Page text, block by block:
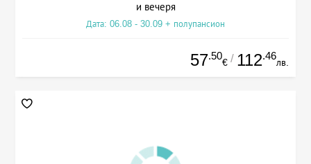
и вечеря
Дата: 06.08 - 30.09 + полупансион
57.50
€ / 112.46
лв.